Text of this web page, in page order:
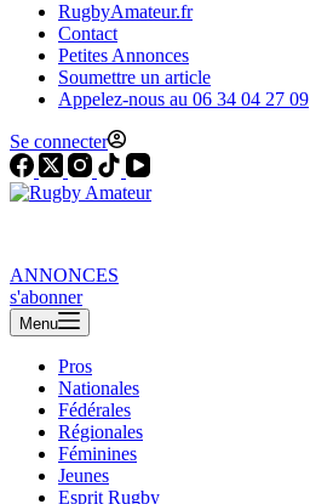
RugbyAmateur.fr
Contact
Petites Annonces
Soumettre un article
Appelez-nous au 06 34 04 27 09
Se connecter
ANNONCES
s'abonner
Menu
Pros
Nationales
Fédérales
Régionales
Féminines
Jeunes
Esprit Rugby